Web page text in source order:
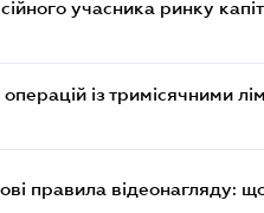
учасника ринку
із тримісячними
правила відеонагляду: